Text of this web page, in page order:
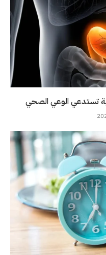
تستدعي الوعي الصحي